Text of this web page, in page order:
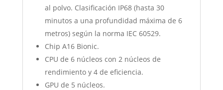
al polvo. Clasificación IP68 (hasta 30
minutos a una profundidad máxima de 6
metros) según la norma IEC 60529.
Chip A16 Bionic.
CPU de 6 núcleos con 2 núcleos de
rendimiento y 4 de eficiencia.
GPU de 5 núcleos.